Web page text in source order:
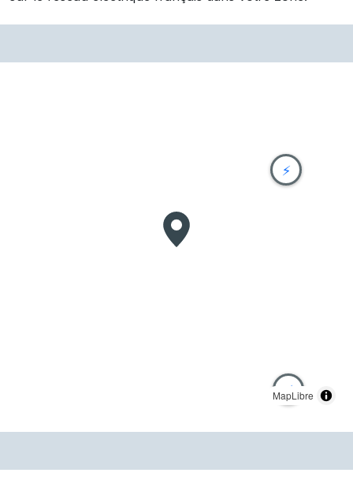
⚡
⚡
MapLibre